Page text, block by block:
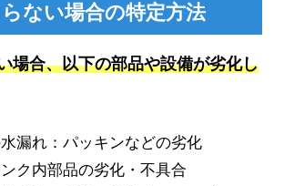
ない場合の特定方法
場合、以下の部品や設備が劣化し
漏れ：パッキンなどの劣化
ンク内部品の劣化・不具合